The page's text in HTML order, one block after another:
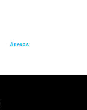
Anexos